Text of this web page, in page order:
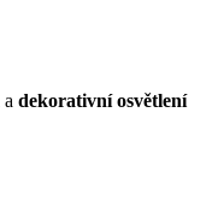
a dekorativní osvětlení